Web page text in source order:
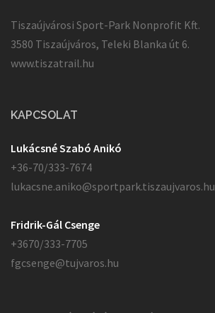
Tiszaújvárosi Sport-Park Nonprofit Kft.
3580 Tiszaújváros, Teleki Blanka út 6.
www.tiszatrail.hu
KAPCSOLAT
Lukácsné Szabó Anikó
+36-70/333-7674
lukacsne.aniko@sportpark.tiszaujvaros.hu
Fridrik-Gál Csenge
+3670/333-7705
fgcsenge@tujvaros.hu